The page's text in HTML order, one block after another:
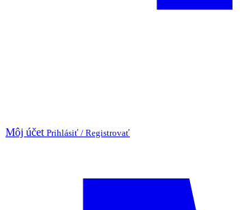
Môj účet Prihlásiť / Registrovať